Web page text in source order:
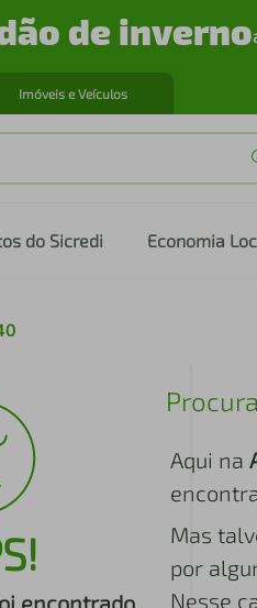
de inverno
Imóveis e Veículos
do Sicredi Economia
encontrado.
Aqui na
Mas
por
Nesse